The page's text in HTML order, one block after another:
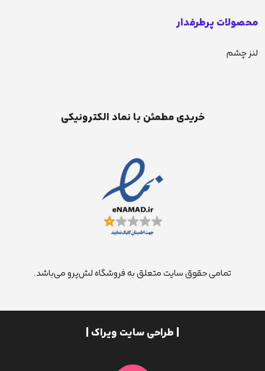
محصولات پرطرفدار
لنز چشم
خریدی مطمئن با نماد الکترونیکی
تمامی حقوق سایت متعلق به فروشگاه لش‌پرو می‌باشد.
| طراحی سایت ویراک |